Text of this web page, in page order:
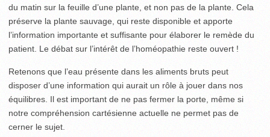
du matin sur la feuille d’une plante, et non pas de la plante. Cela
préserve la plante sauvage, qui reste disponible et apporte
l’information importante et suffisante pour élaborer le remède du
patient. Le débat sur l’intérêt de l’homéopathie reste ouvert !
Retenons que l’eau présente dans les aliments bruts peut
disposer d’une information qui aurait un rôle à jouer dans nos
équilibres. Il est important de ne pas fermer la porte, même si
notre compréhension cartésienne actuelle ne permet pas de
cerner le sujet.